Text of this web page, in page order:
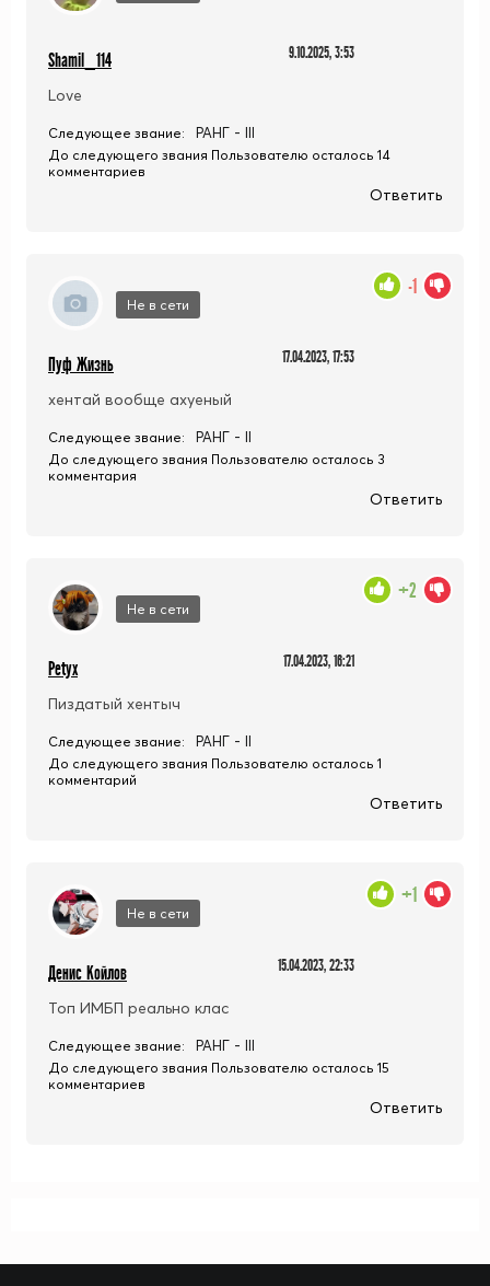
Shamil_114 9.10.2025, 3:53
Love
Следующее звание: РАНГ - III
До следующего звания Пользователю осталось 14
комментариев
Ответить
Не в сети
Пуф Жизнь 17.04.2023, 17:53
хентай вообще ахуеный
-1
Следующее звание: РАНГ - II
До следующего звания Пользователю осталось 3
комментария
Ответить
Не в сети
Petyx 17.04.2023, 16:21
Пиздатый хентыч
+2
Следующее звание: РАНГ - II
До следующего звания Пользователю осталось 1
комментарий
Ответить
Не в сети
Денис Койлов 15.04.2023, 22:33
Топ ИМБП реально клас
+1
Следующее звание: РАНГ - III
До следующего звания Пользователю осталось 15
комментариев
Ответить